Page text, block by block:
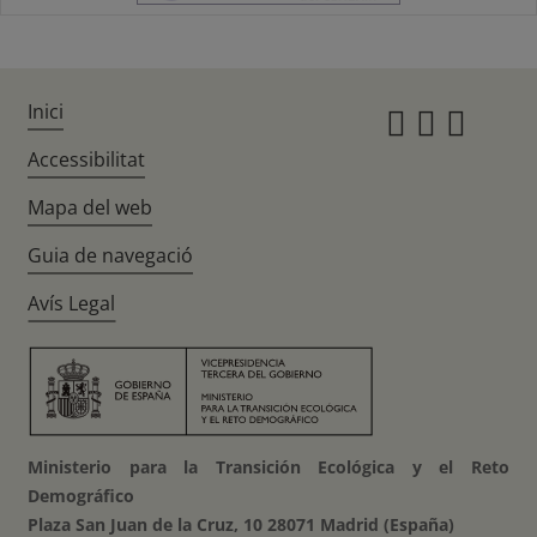
Inici
Accessibilitat
Mapa del web
Guia de navegació
Avís Legal
Ministerio para la Transición Ecológica y el Reto
Demográfico
Plaza San Juan de la Cruz, 10 28071 Madrid (España)